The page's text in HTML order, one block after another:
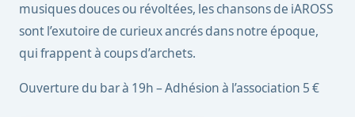
musiques douces ou révoltées, les chansons de iAROSS
sont l’exutoire de curieux ancrés dans notre époque,
qui frappent à coups d’archets.
Ouverture du bar à 19h – Adhésion à l’association 5 €